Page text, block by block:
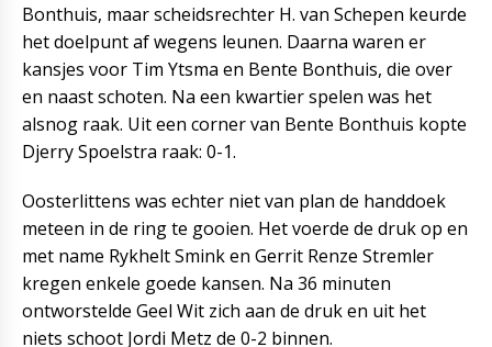
Bonthuis, maar scheidsrechter H. van Schepen keurde
het doelpunt af wegens leunen. Daarna waren er
kansjes voor Tim Ytsma en Bente Bonthuis, die over
en naast schoten. Na een kwartier spelen was het
alsnog raak. Uit een corner van Bente Bonthuis kopte
Djerry Spoelstra raak: 0-1.
Oosterlittens was echter niet van plan de handdoek
meteen in de ring te gooien. Het voerde de druk op en
met name Rykhelt Smink en Gerrit Renze Stremler
kregen enkele goede kansen. Na 36 minuten
ontworstelde Geel Wit zich aan de druk en uit het
niets schoot Jordi Metz de 0-2 binnen.